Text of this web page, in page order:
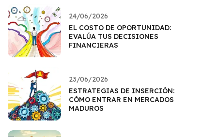
24/06/2026
EL COSTO DE OPORTUNIDAD:
EVALÚA TUS DECISIONES
FINANCIERAS
23/06/2026
ESTRATEGIAS DE INSERCIÓN:
CÓMO ENTRAR EN MERCADOS
MADUROS